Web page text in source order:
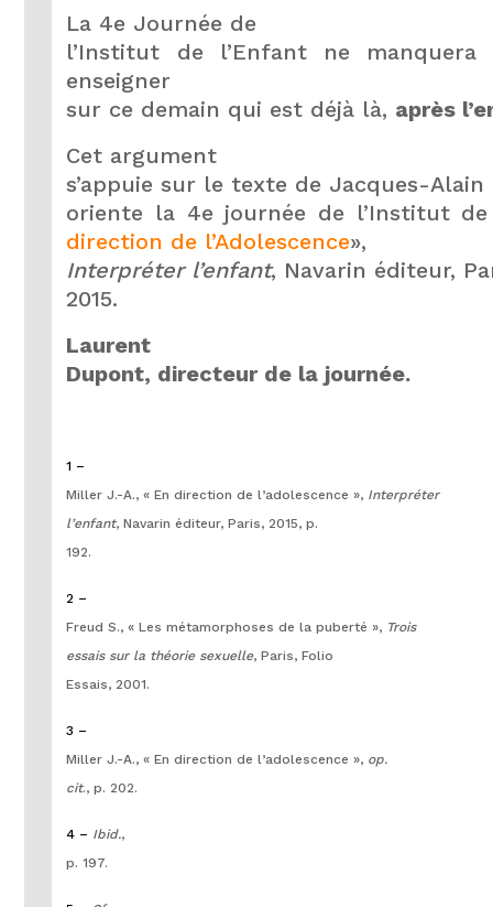
La 4e Journée de
l’Institut de l’Enfant ne
enseigner
sur ce demain qui est déjà là, après
Cet argument
s’appuie sur le texte de Jacques-
oriente la 4e journée de l’Institut de
direction de l’Adolescence»,
Interpréter l’enfant, Navarin éditeur,
2015.
Laurent
Dupont, directeur de la journée.
1 –
Miller J.-A., « En direction de l’adolescence », Interpréter
l’enfant, Navarin éditeur, Paris, 2015, p.
192.
2 –
Freud S., « Les métamorphoses de la puberté », Trois
essais sur la théorie sexuelle, Paris, Folio
Essais, 2001.
3 –
Miller J.-A., « En direction de l’adolescence », op.
cit., p. 202.
4 – Ibid.,
p. 197.